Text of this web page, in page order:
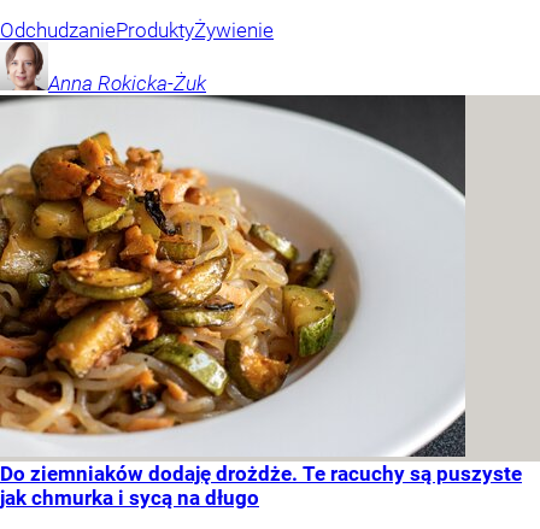
OdchudzanieProduktyŻywienie
Anna Rokicka-Żuk
Do ziemniaków dodaję drożdże. Te racuchy są puszyste
jak chmurka i sycą na długo